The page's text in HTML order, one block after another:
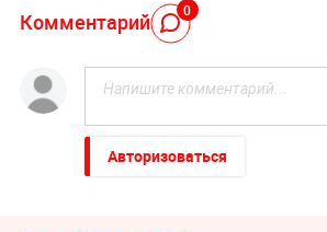
Комментарий 0
Авторизоваться